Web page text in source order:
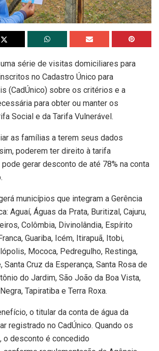
série de visitas domiciliares para
no Cadastro Único para
(CadÚnico) sobre os critérios e a
para obter ou manter os
Social e da Tarifa Vulnerável.
as famílias a terem seus dados
poderem ter direito à tarifa
gerar desconto de até 78% na conta
municípios que integram a Gerência
Aguaí, Águas da Prata, Buritizal, Cajuru,
Colômbia, Divinolândia, Espírito
Guariba, Icém, Itirapuã, Itobi,
Mococa, Pedregulho, Restinga,
Santa Cruz da Esperança, Santa Rosa de
do Jardim, São João da Boa Vista,
Tapiratiba e Terra Roxa.
o titular da conta de água da
registrado no CadÚnico. Quando os
o desconto é concedido